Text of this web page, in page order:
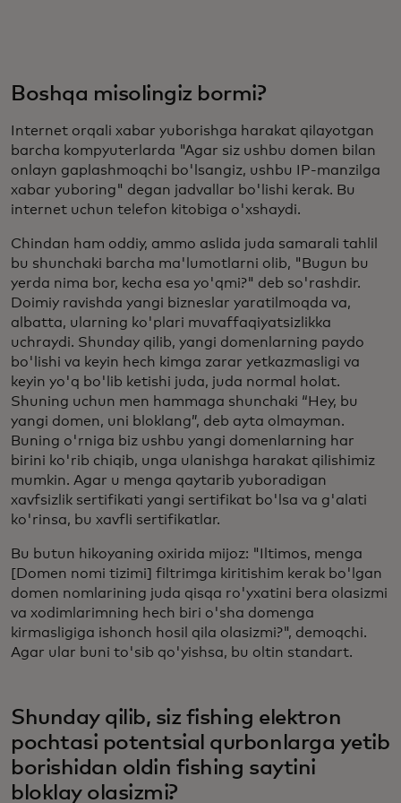
Boshqa misolingiz bormi?
Internet orqali xabar yuborishga harakat qilayotgan
barcha kompyuterlarda "Agar siz ushbu domen bilan
onlayn gaplashmoqchi bo'lsangiz, ushbu IP-manzilga
xabar yuboring" degan jadvallar bo'lishi kerak. Bu
internet uchun telefon kitobiga o'xshaydi.
Chindan ham oddiy, ammo aslida juda samarali tahlil
bu shunchaki barcha ma'lumotlarni olib, "Bugun bu
yerda nima bor, kecha esa yo'qmi?" deb so'rashdir.
Doimiy ravishda yangi bizneslar yaratilmoqda va,
albatta, ularning ko'plari muvaffaqiyatsizlikka
uchraydi. Shunday qilib, yangi domenlarning paydo
bo'lishi va keyin hech kimga zarar yetkazmasligi va
keyin yo'q bo'lib ketishi juda, juda normal holat.
Shuning uchun men hammaga shunchaki “Hey, bu
yangi domen, uni bloklang”, deb ayta olmayman.
Buning o'rniga biz ushbu yangi domenlarning har
birini ko'rib chiqib, unga ulanishga harakat qilishimiz
mumkin. Agar u menga qaytarib yuboradigan
xavfsizlik sertifikati yangi sertifikat bo'lsa va g'alati
ko'rinsa, bu xavfli sertifikatlar.
Bu butun hikoyaning oxirida mijoz: "Iltimos, menga
[Domen nomi tizimi] filtrimga kiritishim kerak bo'lgan
domen nomlarining juda qisqa ro'yxatini bera olasizmi
va xodimlarimning hech biri o'sha domenga
kirmasligiga ishonch hosil qila olasizmi?", demoqchi.
Agar ular buni to'sib qo'yishsa, bu oltin standart.
Shunday qilib, siz fishing elektron
pochtasi potentsial qurbonlarga yetib
borishidan oldin fishing saytini
bloklay olasizmi?